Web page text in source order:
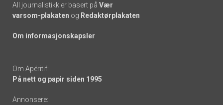
All journalistikk er basert på Vær
varsom-plakaten og Redaktørplakaten
Om informasjonskapsler
Om Apéritif:
På nett og papir siden 1995
Annonsere: